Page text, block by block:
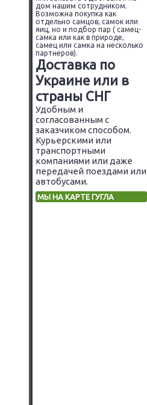
дом нашим сотрудником.
Возможна покупка как
отдельно самцов, самок или
яиц, но и подбор пар ( самец-
самка или как в природе,
самец или самка на несколько
партнеров).
Доставка по
Украине или в
страны СНГ
Удобным и
согласованным с
заказчиком способом.
Курьерскими или
транспортными
компаниями или даже
передачей поездами или
автобусами.
МЫ НА КАРТЕ ГУГЛА